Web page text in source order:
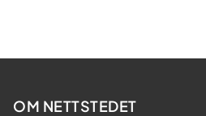
OM NETTSTEDET